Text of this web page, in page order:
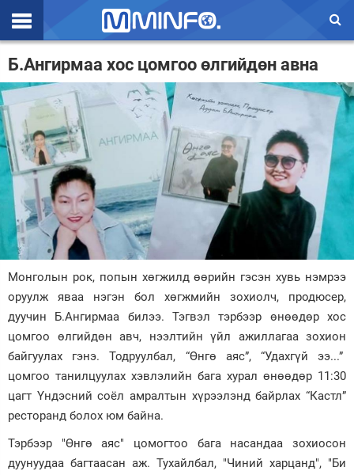
Эхлэл
Цаг агаар
Валют ханш
Улс төр
Эдийн засаг
Үзэл бодол
Спорт
Нийгэм
Дэлхий
Зурхай
Б.Ангирмаа хос цомгоо өлгийдөн авна
Монголын рок, попын хөгжилд өөрийн гэсэн хувь нэмрээ
оруулж яваа нэгэн бол хөгжмийн зохиолч, продюсер,
дуучин Б.Ангирмаа билээ. Тэгвэл тэрбээр өнөөдөр хос
цомгоо өлгийдөн авч, нээлтийн үйл ажиллагаа зохион
байгуулах гэнэ. Тодруулбал, “Өнгө аяс”, “Удахгүй ээ...”
цомгоо танилцуулах хэвлэлийн бага хурал өнөөдөр 11:30
цагт Үндэсний соёл амралтын хүрээлэнд байрлах “Кастл”
ресторанд болох юм байна.
Тэрбээр "Өнгө аяс" цомогтоо бага насандаа зохиосон
дуунуудаа багтаасан аж. Тухайлбал, "Чиний харцанд", "Би